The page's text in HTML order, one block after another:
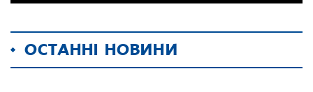
ОСТАННІ НОВИНИ